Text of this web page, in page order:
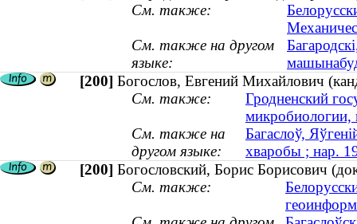
См. также:
См. также на другом
языке:
[200] Богослов, Евгений Михайлович
См. также:
Гродненский
микробиологии,
См. также на
другом языке:
Багаслоў,
хваробы ; нар.
[200] Богословский, Борис Борисович
См. также: